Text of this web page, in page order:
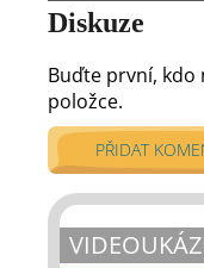
Diskuze
Buďte první, kdo
položce.
PŘIDAT